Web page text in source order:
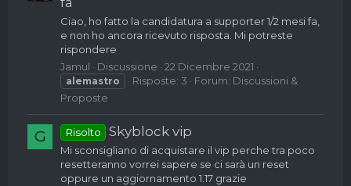
Ciao, ho fatto la candidatura a supporter 1/2 mesi fa,
e non ho ancora ricevuto risposta. Mi potreste
rispondere
Jamul
Discussione 22 Dicembre 2021
alemastro Risposte: 3 Forum: Discussioni &
Proposte
G Risolto Skyblock vip
Mi sconsigliano di acquistare il vip perche tra poco
resetteranno vorrei sapere se ci sarà un reset
oppure un aggiornamento 1.17 grazie